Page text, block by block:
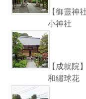
【御靈神
小神社
【成就院
和繡球花